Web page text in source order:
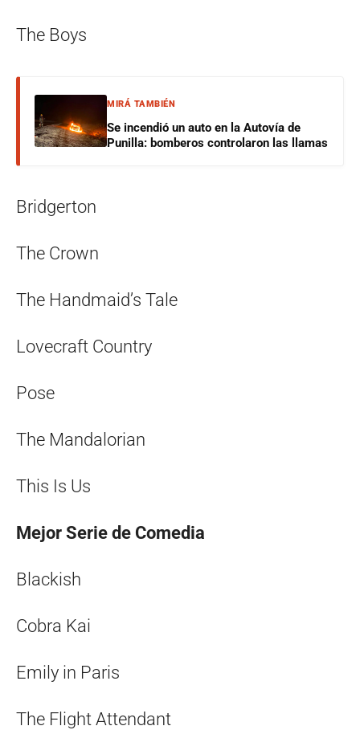
The Boys
MIRÁ TAMBIÉN
Se incendió un auto en la Autovía de
Punilla: bomberos controlaron las llamas
Bridgerton
The Crown
The Handmaid’s Tale
Lovecraft Country
Pose
The Mandalorian
This Is Us
Mejor Serie de Comedia
Blackish
Cobra Kai
Emily in Paris
The Flight Attendant